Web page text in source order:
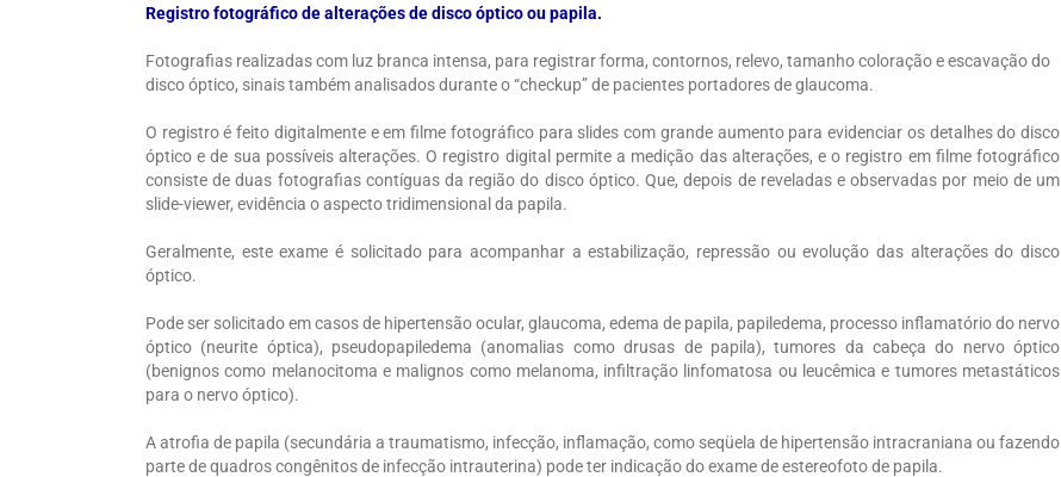
Registro fotográfico de alterações de disco óptico ou papila.
Fotografias realizadas com luz branca intensa, para registrar forma, contornos, relevo, tamanho coloração e escavação do
disco óptico, sinais também analisados durante o “checkup” de pacientes portadores de glaucoma.
O registro é feito digitalmente e em filme fotográfico para slides com grande aumento para evidenciar os detalhes do disco
óptico e de sua possíveis alterações. O registro digital permite a medição das alterações, e o registro em filme fotográfico
consiste de duas fotografias contíguas da região do disco óptico. Que, depois de reveladas e observadas por meio de um
slide-viewer, evidência o aspecto tridimensional da papila.
Geralmente, este exame é solicitado para acompanhar a estabilização, repressão ou evolução das alterações do disco
óptico.
Pode ser solicitado em casos de hipertensão ocular, glaucoma, edema de papila, papiledema, processo inflamatório do nervo
óptico (neurite óptica), pseudopapiledema (anomalias como drusas de papila), tumores da cabeça do nervo óptico
(benignos como melanocitoma e malignos como melanoma, infiltração linfomatosa ou leucêmica e tumores metastáticos
para o nervo óptico).
A atrofia de papila (secundária a traumatismo, infecção, inflamação, como seqüela de hipertensão intracraniana ou fazendo
parte de quadros congênitos de infecção intrauterina) pode ter indicação do exame de estereofoto de papila.